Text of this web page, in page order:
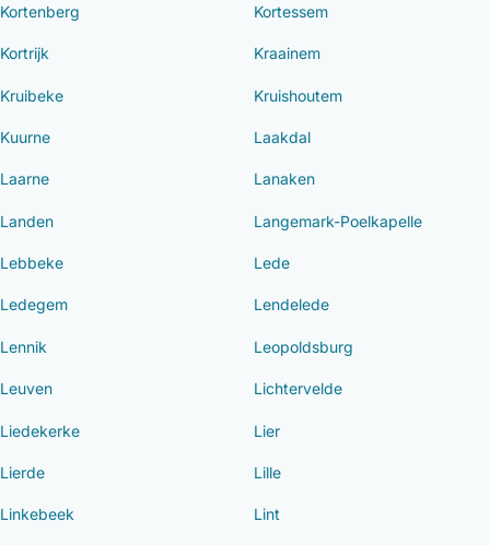
Kortenberg Kortessem
Kortrijk Kraainem
Kruibeke Kruishoutem
Kuurne Laakdal
Laarne Lanaken
Landen Langemark-Poelkapelle
Lebbeke Lede
Ledegem Lendelede
Lennik Leopoldsburg
Leuven Lichtervelde
Liedekerke Lier
Lierde Lille
Linkebeek Lint